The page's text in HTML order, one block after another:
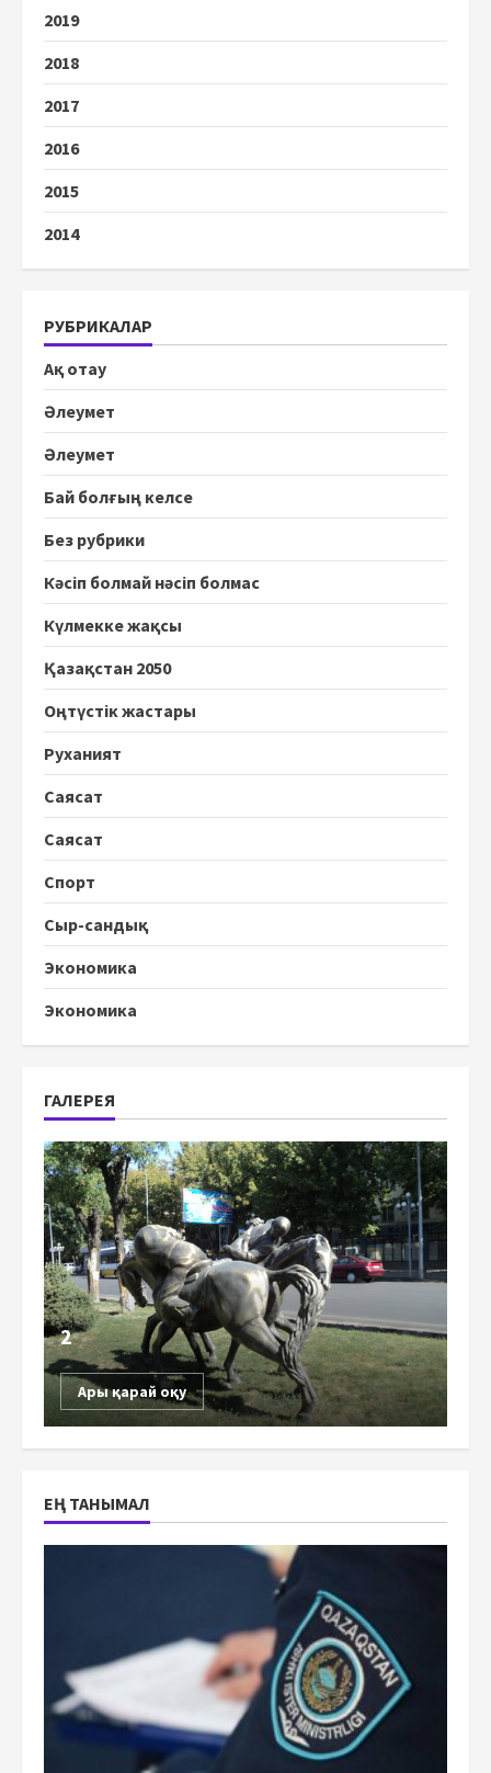
2019
2018
2017
2016
2015
2014
РУБРИКАЛАР
Ақ отау
Әлеумет
Әлеумет
Бай болғың келсе
Без рубрики
Кәсіп болмай нәсіп болмас
Күлмекке жақсы
Қазақстан 2050
Оңтүстік жастары
Руханият
Саясат
Саясат
Спорт
Сыр-сандық
Экономика
Экономика
ГАЛЕРЕЯ
2
Ары қарай оқу
ЕҢ ТАНЫМАЛ